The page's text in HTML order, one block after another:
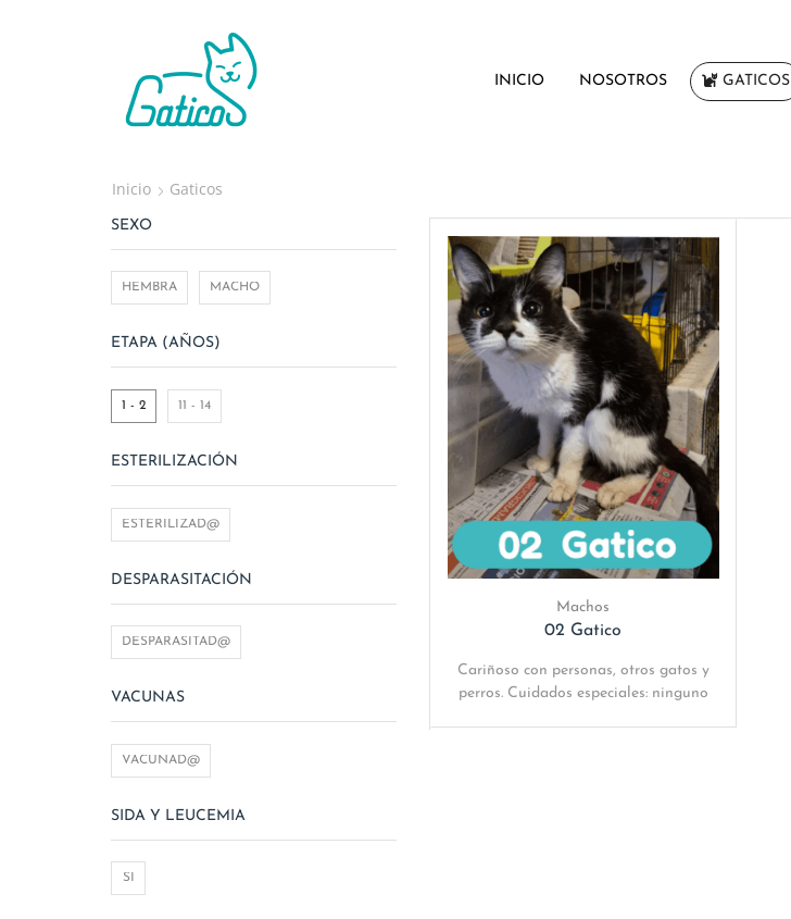
INICIO NOSOTROS GATICOS
Inicio Gaticos
Machos
02 Gatico
Cariñoso con personas, otros gatos y
perros. Cuidados especiales: ninguno
SEXO
HEMBRA MACHO
ETAPA (AÑOS)
1 - 2 11 - 14
ESTERILIZACIÓN
ESTERILIZAD@
DESPARASITACIÓN
DESPARASITAD@
VACUNAS
VACUNAD@
SIDA Y LEUCEMIA
SÍ